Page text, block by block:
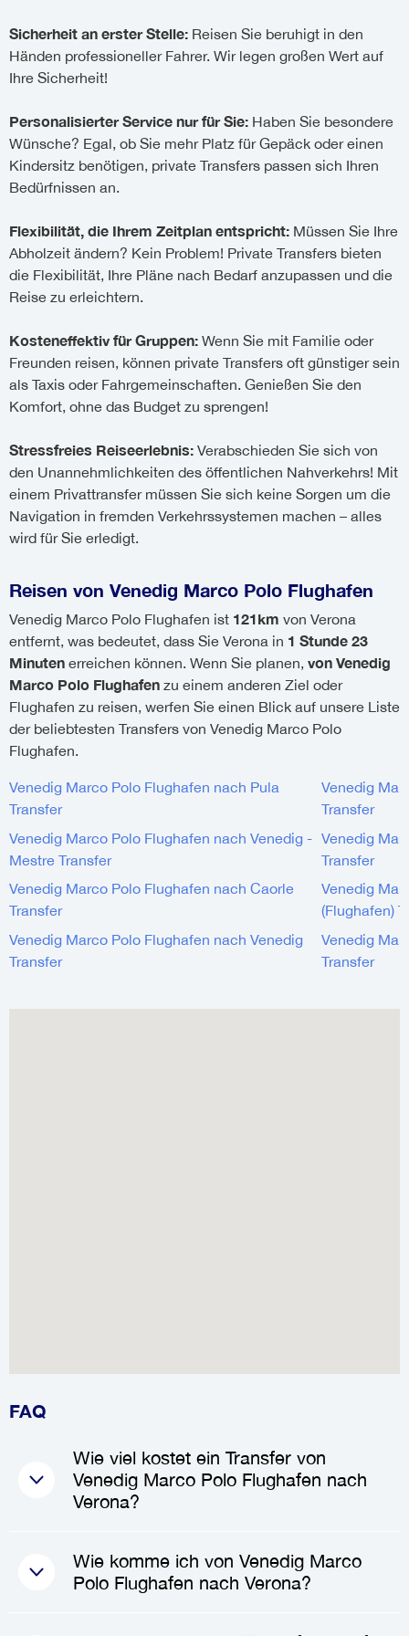
Sicherheit an erster Stelle: Reisen Sie beruhigt in den
Händen professioneller Fahrer. Wir legen großen Wert auf
Ihre Sicherheit!
Personalisierter Service nur für Sie: Haben Sie besondere
Wünsche? Egal, ob Sie mehr Platz für Gepäck oder einen
Kindersitz benötigen, private Transfers passen sich Ihren
Bedürfnissen an.
Flexibilität, die Ihrem Zeitplan entspricht: Müssen Sie Ihre
Abholzeit ändern? Kein Problem! Private Transfers bieten
die Flexibilität, Ihre Pläne nach Bedarf anzupassen und die
Reise zu erleichtern.
Kosteneffektiv für Gruppen: Wenn Sie mit Familie oder
Freunden reisen, können private Transfers oft günstiger sein
als Taxis oder Fahrgemeinschaften. Genießen Sie den
Komfort, ohne das Budget zu sprengen!
Stressfreies Reiseerlebnis: Verabschieden Sie sich von
den Unannehmlichkeiten des öffentlichen Nahverkehrs! Mit
einem Privattransfer müssen Sie sich keine Sorgen um die
Navigation in fremden Verkehrssystemen machen – alles
wird für Sie erledigt.
Reisen von Venedig Marco Polo Flughafen
Venedig Marco Polo Flughafen ist 121km von Verona
entfernt, was bedeutet, dass Sie Verona in 1 Stunde 23
Minuten erreichen können. Wenn Sie planen, von Venedig
Marco Polo Flughafen zu einem anderen Ziel oder
Flughafen zu reisen, werfen Sie einen Blick auf unsere Liste
der beliebtesten Transfers von Venedig Marco Polo
Flughafen.
Venedig Marco Polo Flughafen nach Pula
Transfer
Venedig
Transfer
Venedig Marco Polo Flughafen nach Venedig -
Mestre Transfer
Venedig
Transfer
Venedig Marco Polo Flughafen nach Caorle
Transfer
Venedig
(Flughafen)
Venedig Marco Polo Flughafen nach Venedig
Transfer
Venedig
Transfer
FAQ
Wie viel kostet ein Transfer von
Venedig Marco Polo Flughafen nach
Verona?
Die Kosten für einen Transfer
von Venedig Marco Polo
Wie komme ich von Venedig Marco
Polo Flughafen nach Verona?